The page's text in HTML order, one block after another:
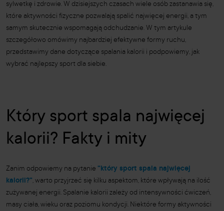
sylwetkę i zdrowie. W dzisiejszych czasach wiele osób zastanawia się,
które aktywności fizyczne pozwalają spalić najwięcej energii, a tym
samym skutecznie wspomagają odchudzanie. W tym artykule
szczegółowo omówimy najbardziej efektywne formy ruchu,
przedstawimy dane dotyczące spalania kalorii i podpowiemy, jak
wybrać najlepszy sport dla siebie.
Który sport spala najwięcej
kalorii? Fakty i mity
Zanim odpowiemy na pytanie "który sport spala najwięcej
kalorii?", warto przyjrzeć się kilku aspektom, które wpływają na ilość
zużywanej energii. Spalanie kalorii zależy od intensywności ćwiczeń,
masy ciała, wieku oraz poziomu kondycji. Niektóre formy aktywności